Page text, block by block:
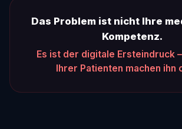
Das Problem ist nicht Ihre
Kompetenz.
Es ist der digitale Ersteindruck
Ihrer Patienten machen ihn